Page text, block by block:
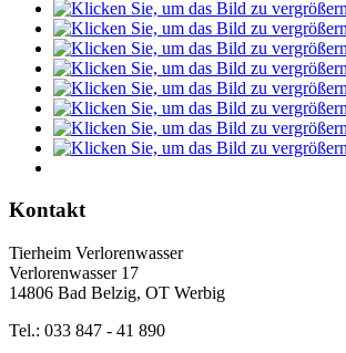
Kontakt
Tierheim Verlorenwasser
Verlorenwasser 17
14806 Bad Belzig, OT Werbig
Tel.: 033 847 - 41 890